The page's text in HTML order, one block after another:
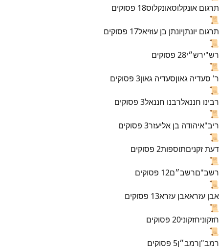
תרגום אונקלוסאונקלוס18 פסוקים
📜
תרגום יונתןיונתן בן עוזיאל17 פסוקים
📜
רש"ירש״י28 פסוקים
📜
ר' סעדיה גאוןסעדיה גאון3 פסוקים
📜
רבינו חננאלרבנו חננאל3 פסוקים
📜
ריב"איהודה בן אליעזר3 פסוקים
📜
דעת זקניםתוספות2 פסוקים
📜
רשב"םרשב״ם12 פסוקים
📜
אבן עזראאבן עזרא13 פסוקים
📜
חזקוניחזקוני20 פסוקים
📜
רמב"ןרמב״ן5 פסוקים